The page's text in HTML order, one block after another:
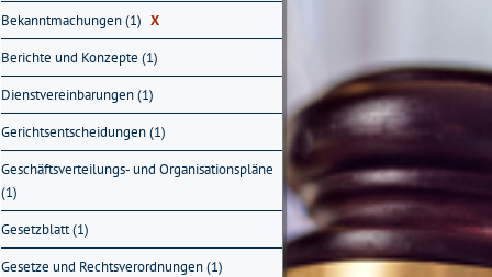
Bekanntmachungen (1) X
Berichte und Konzepte (1)
Dienstvereinbarungen (1)
Gerichtsentscheidungen (1)
Geschäftsverteilungs- und Organisationspläne
(1)
Gesetzblatt (1)
Gesetze und Rechtsverordnungen (1)